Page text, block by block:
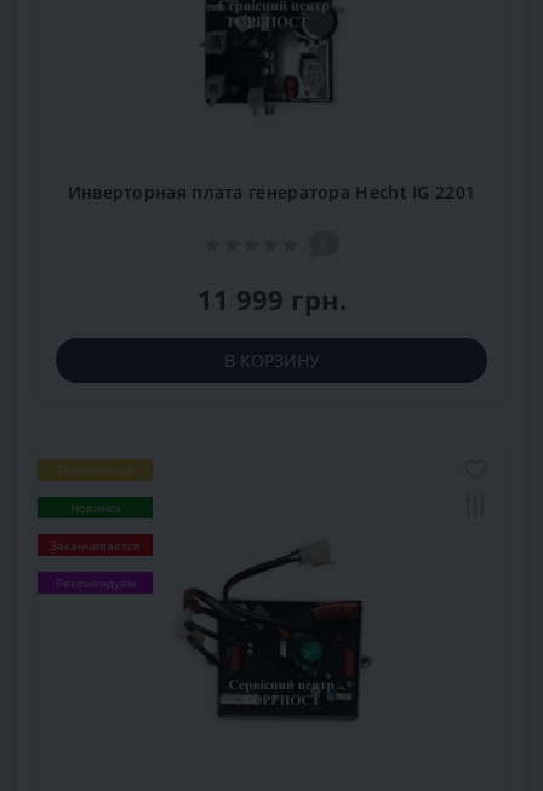
Инверторная плата генератора Hecht IG 2201
11 999 грн.
В КОРЗИНУ
Популярный
Новинка
Заканчивается
Рекомендуем